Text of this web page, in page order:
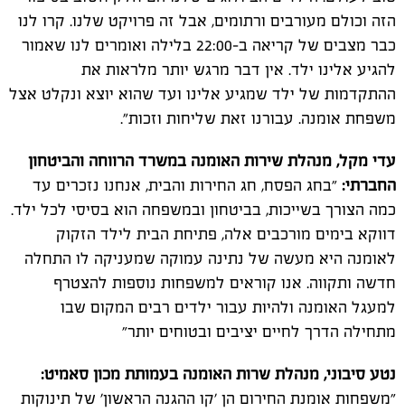
הזה וכולם מעורבים ורתומים, אבל זה פרויקט שלנו. קרו לנו
כבר מצבים של קריאה ב-22:00 בלילה ואומרים לנו שאמור
להגיע אלינו ילד. אין דבר מרגש יותר מלראות את
ההתקדמות של ילד שמגיע אלינו ועד שהוא יוצא ונקלט אצל
משפחת אומנה. עבורנו זאת שליחות וזכות"
.
עדי מקל, מנהלת שירות האומנה במשרד הרווחה והביטחון
החברתי: ״בחג הפסח, חג החירות והבית, אנחנו נזכרים עד
כמה הצורך בשייכות, בביטחון ובמשפחה הוא בסיסי לכל ילד.
דווקא בימים מורכבים אלה, פתיחת הבית לילד הזקוק
לאומנה היא מעשה של נתינה עמוקה שמעניקה לו התחלה
חדשה ותקווה. אנו קוראים למשפחות נוספות להצטרף
למעגל האומנה ולהיות עבור ילדים רבים המקום שבו
מתחילה הדרך לחיים יציבים ובטוחים יותר״
נטע סיבוני, מנהלת שרות האומנה בעמותת מכון סאמיט:
״משפחות אומנת החירום הן 'קו ההגנה הראשון' של תינוקות